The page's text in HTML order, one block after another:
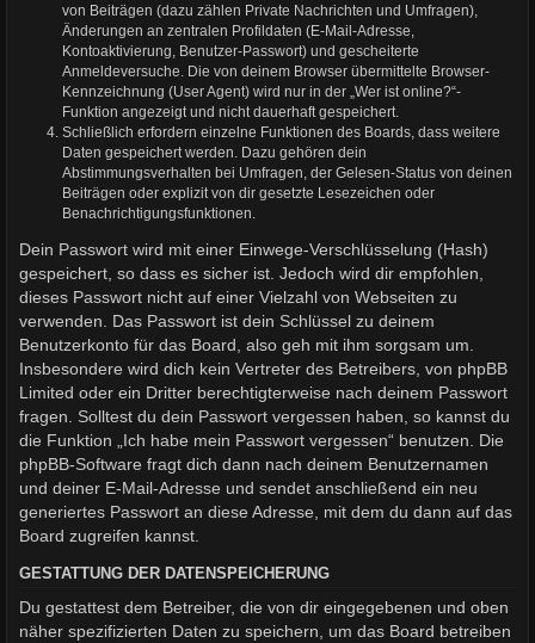
von Beiträgen (dazu zählen Private Nachrichten und Umfragen),
Änderungen an zentralen Profildaten (E-Mail-Adresse,
Kontoaktivierung, Benutzer-Passwort) und gescheiterte
Anmeldeversuche. Die von deinem Browser übermittelte Browser-
Kennzeichnung (User Agent) wird nur in der „Wer ist online?“-
Funktion angezeigt und nicht dauerhaft gespeichert.
Schließlich erfordern einzelne Funktionen des Boards, dass weitere
Daten gespeichert werden. Dazu gehören dein
Abstimmungsverhalten bei Umfragen, der Gelesen-Status von deinen
Beiträgen oder explizit von dir gesetzte Lesezeichen oder
Benachrichtigungsfunktionen.
Dein Passwort wird mit einer Einwege-Verschlüsselung (Hash)
gespeichert, so dass es sicher ist. Jedoch wird dir empfohlen,
dieses Passwort nicht auf einer Vielzahl von Webseiten zu
verwenden. Das Passwort ist dein Schlüssel zu deinem
Benutzerkonto für das Board, also geh mit ihm sorgsam um.
Insbesondere wird dich kein Vertreter des Betreibers, von phpBB
Limited oder ein Dritter berechtigterweise nach deinem Passwort
fragen. Solltest du dein Passwort vergessen haben, so kannst du
die Funktion „Ich habe mein Passwort vergessen“ benutzen. Die
phpBB-Software fragt dich dann nach deinem Benutzernamen
und deiner E-Mail-Adresse und sendet anschließend ein neu
generiertes Passwort an diese Adresse, mit dem du dann auf das
Board zugreifen kannst.
GESTATTUNG DER DATENSPEICHERUNG
Du gestattest dem Betreiber, die von dir eingegebenen und oben
näher spezifizierten Daten zu speichern, um das Board betreiben